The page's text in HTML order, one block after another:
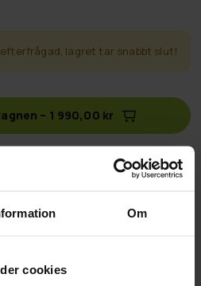
Om
cookies
lagret tar snabbt slut!
– 1 990,00 kr